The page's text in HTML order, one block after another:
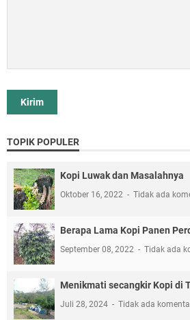
TOPIK POPULER
Kopi Luwak dan Masalahnya
Oktober 16, 2022 Tidak ada
Berapa Lama Kopi Panen
September 08, 2022 Tidak ada
Menikmati secangkir Kopi di
Juli 28, 2024 Tidak ada